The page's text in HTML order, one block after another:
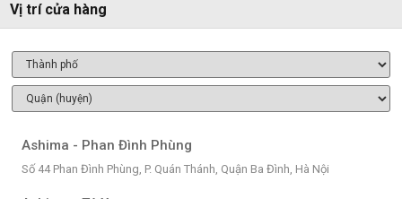
Vị trí cửa hàng
Ashima - Phan Đình Phùng
Số 44 Phan Đình Phùng, P. Quán Thánh, Quận Ba Đình, Hà Nội